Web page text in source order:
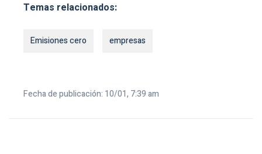
Temas relacionados:
Emisiones cero empresas
Fecha de publicación: 10/01, 7:39 am